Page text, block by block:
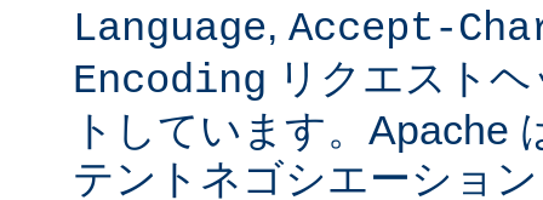
Language, Accept-
Encoding リクエスト
トしています。Apache
テントネゴシエーショ